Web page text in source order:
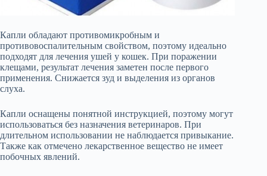
Капли обладают противомикробным и
противовоспалительным свойством, поэтому идеально
подходят для лечения ушей у кошек. При поражении
клещами, результат лечения заметен после первого
применения. Снижается зуд и выделения из органов
слуха.
Капли оснащены понятной инструкцией, поэтому могут
использоваться без назначения ветеринаров. При
длительном использовании не наблюдается привыкание.
Также как отмечено лекарственное вещество не имеет
побочных явлений.